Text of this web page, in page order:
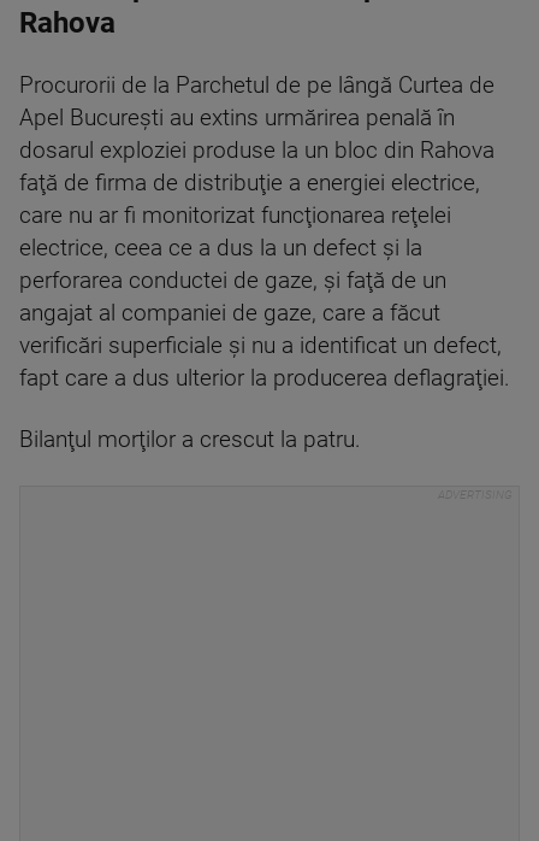
Rahova
Procurorii de la Parchetul de pe lângă Curtea de
Apel Bucureşti au extins urmărirea penală în
dosarul exploziei produse la un bloc din Rahova
faţă de firma de distribuţie a energiei electrice,
care nu ar fi monitorizat funcţionarea reţelei
electrice, ceea ce a dus la un defect şi la
perforarea conductei de gaze, şi faţă de un
angajat al companiei de gaze, care a făcut
verificări superficiale şi nu a identificat un defect,
fapt care a dus ulterior la producerea deflagraţiei.
Bilanţul morţilor a crescut la patru.